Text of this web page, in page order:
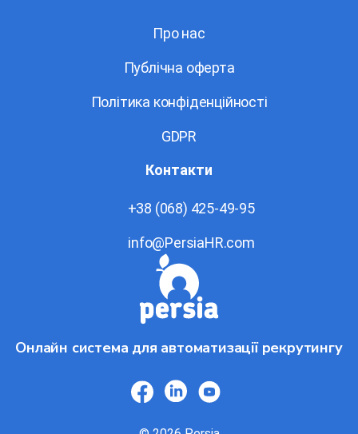
Онлайн система для автоматизації рекрутингу
Про нас
Публічна оферта
Політика конфіденційності
GDPR
Контакти
+38 (068) 425-49-95
info@PersiaHR.com